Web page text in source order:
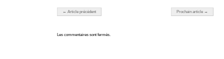
Navigation des articles
← Article précédent Prochain article →
Les commentaires sont fermés.